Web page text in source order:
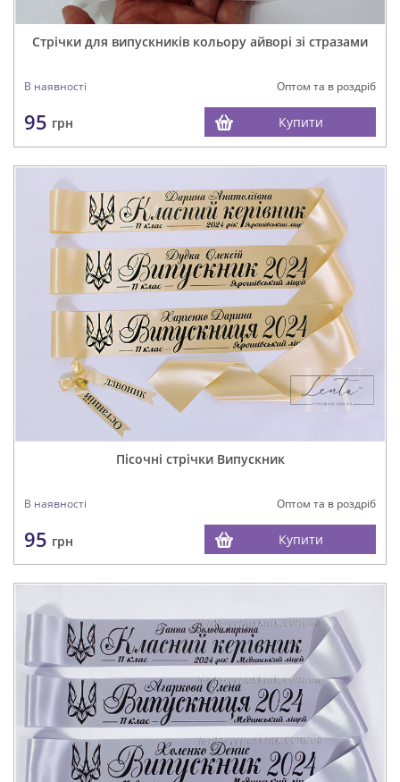
Стрічки для випускників кольору айворі зі стразами
В наявності Оптом та в роздріб
95 грн Купити
Пісочні стрічки Випускник
В наявності Оптом та в роздріб
95 грн Купити